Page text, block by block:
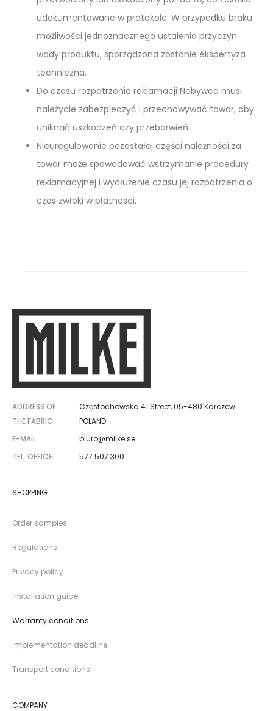
udokumentowane w protokole. W przypadku braku
możliwości jednoznacznego ustalenia przyczyn
wady produktu, sporządzona zostanie ekspertyza
techniczna.
Do czasu rozpatrzenia reklamacji Nabywca musi
należycie zabezpieczyć i przechowywać towar, aby
uniknąć uszkodzeń czy przebarwień.
Nieuregulowanie pozostałej części należności za
towar może spowodować wstrzymanie procedury
reklamacyjnej i wydłużenie czasu jej rozpatrzenia o
czas zwłoki w płatności.
ADDRESS OF
THE FABRIC
Częstochowska 41 Street, 05-480 Karczew
POLAND
E-MAIL
biuro@milke.se
TEL. OFFICE
577 507 300
SHOPPING
Order samples
Regulations
Privacy policy
Installation guide
Warranty conditions
Implementation deadline
Transport conditions
COMPANY